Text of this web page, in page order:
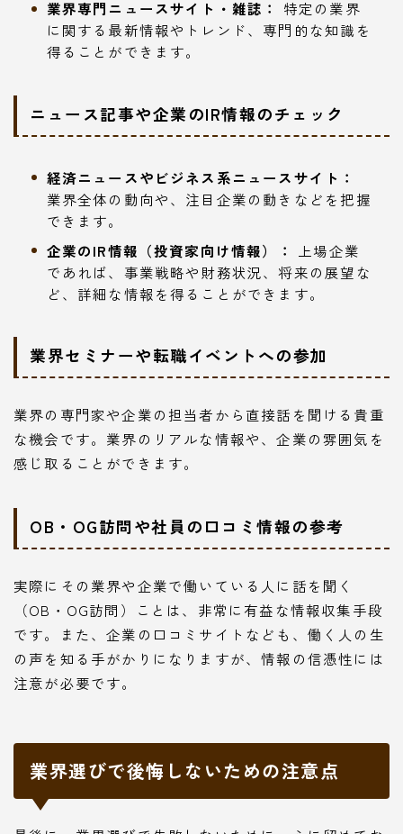
業界専門ニュースサイト・雑誌：
特定の業界
に関する最新情報やトレンド、専門的な知識を
得ることができます。
ニュース記事や企業のIR情報のチェック
経済ニュースやビジネス系ニュースサイト：
業界全体の動向や、注目企業の動きなどを把握
できます。
企業のIR情報（投資家向け情報）：
上場企業
であれば、事業戦略や財務状況、将来の展望な
ど、詳細な情報を得ることができます。
業界セミナーや転職イベントへの参加
業界の専門家や企業の担当者から直接話を聞ける貴重
な機会です。業界のリアルな情報や、企業の雰囲気を
感じ取ることができます。
OB・OG訪問や社員の口コミ情報の参考
実際にその業界や企業で働いている人に話を聞く
（OB・OG訪問）ことは、非常に有益な情報収集手段
です。また、企業の口コミサイトなども、働く人の生
の声を知る手がかりになりますが、情報の信憑性には
注意が必要です。
業界選びで後悔しないための注意点